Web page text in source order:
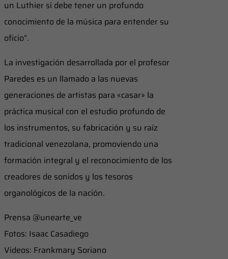
un Luthier sí debe tener un profundo
conocimiento de la música para entender su
oficio”.
La investigación desarrollada por el profesor
Paredes es un llamado a las nuevas
generaciones de artistas para «casar» la
práctica musical con el estudio profundo de
los instrumentos, su fabricación y su raíz
tradicional venezolana, promoviendo una
formación integral y el reconocimiento de los
creadores de sonidos y los tesoros
organológicos de la nación.
Prensa @unearte_ve
Fotos: Isaac Casadiego
Videos: Frankmary Soriano